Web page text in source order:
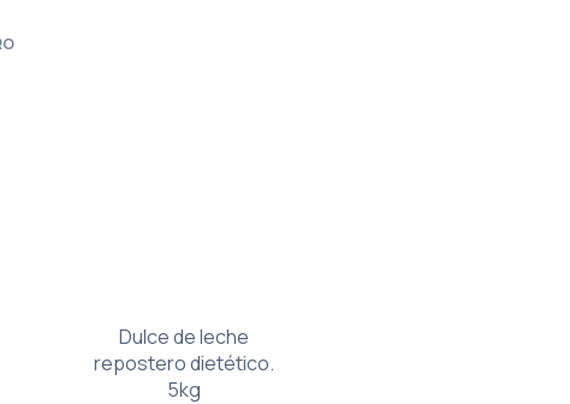
Dulce de leche
repostero dietético.
5kg